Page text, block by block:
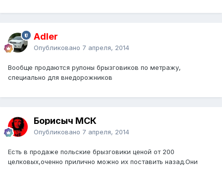
Adler
Опубликовано 7 апреля, 2014
Вообще продаются рулоны брызговиков по метражу,
специально для внедорожников
Борисыч МСК
Опубликовано 7 апреля, 2014
Есть в продаже польские брызговики ценой от 200
целковых,оченно прилично можно их поставить назад.Они